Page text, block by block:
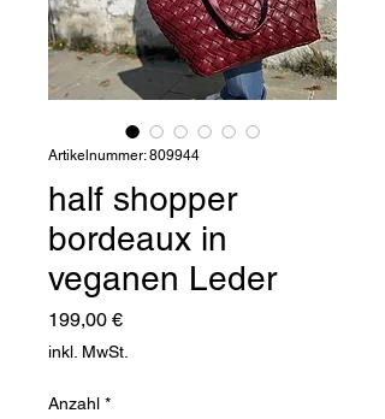
Artikelnummer: 809944
half shopper
bordeaux in
veganen Leder
199,00 €Preis
inkl. MwSt.
Anzahl *